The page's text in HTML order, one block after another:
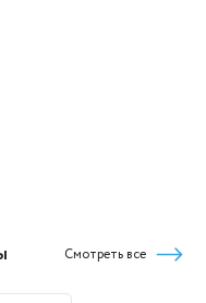
Смотреть все